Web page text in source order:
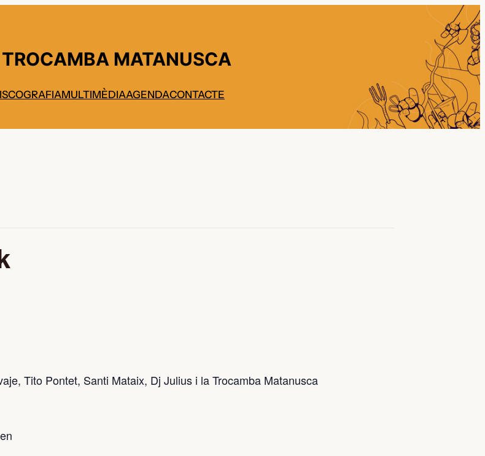
MATANUSCA
MULTIMÈDIAAGENDACONTACTE
Tito Pontet, Santi Mataix, Dj Julius i la Trocamba Matanusca